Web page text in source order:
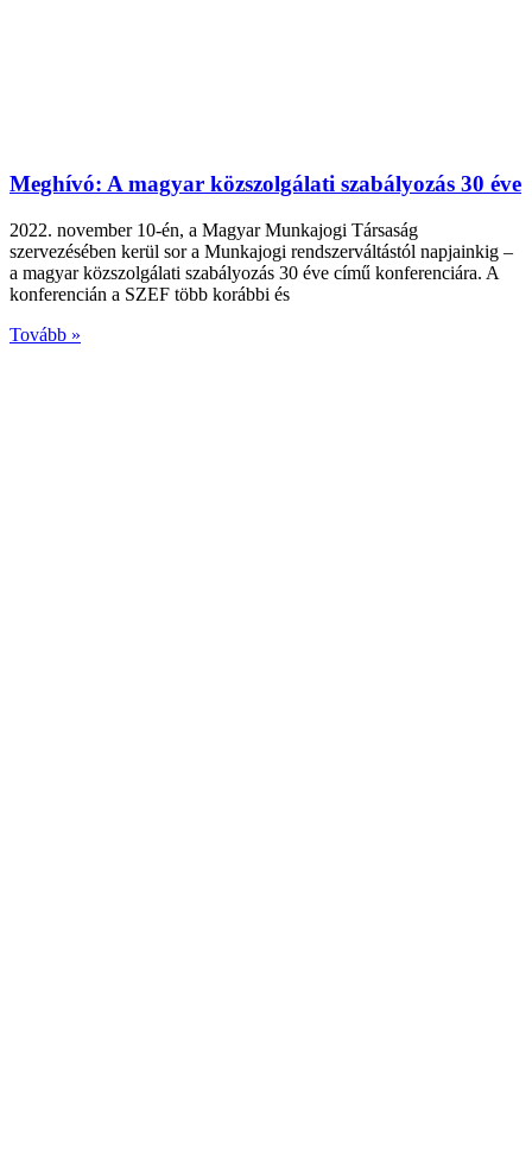
Meghívó: A magyar közszolgálati szabályozás 30 éve
2022. november 10-én, a Magyar Munkajogi Társaság
szervezésében kerül sor a Munkajogi rendszerváltástól napjainkig –
a magyar közszolgálati szabályozás 30 éve című konferenciára. A
konferencián a SZEF több korábbi és
Tovább »